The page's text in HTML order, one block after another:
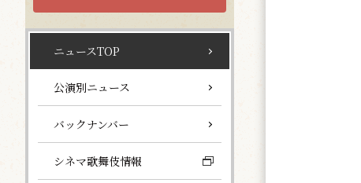
ニュースTOP
公演別ニュース
バックナンバー
シネマ歌舞伎情報